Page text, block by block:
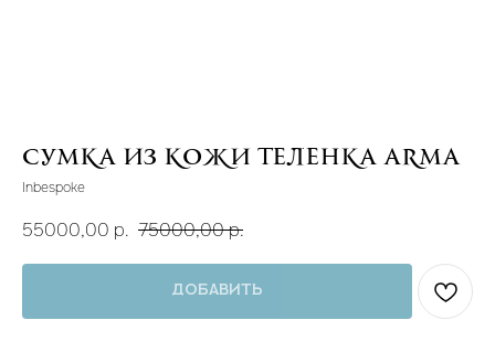
Сумка из кожи теленка Arma
Inbespoke
55000,00 р. 75000,00р.
Добавить